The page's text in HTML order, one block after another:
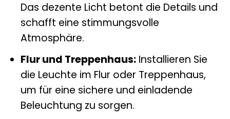
Das dezente Licht betont die Details und
schafft eine stimmungsvolle
Atmosphäre.
Flur und Treppenhaus:Installieren Sie
die Leuchte im Flur oder Treppenhaus,
um für eine sichere und einladende
Beleuchtung zu sorgen.